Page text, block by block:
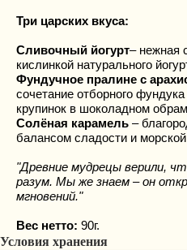
Три царских вкуса:
Сливочный йогурт– нежная
кислинкой натурального
Фундучное пралине с
сочетание отборного
крупинок в шоколадном
Солёная карамель –
балансом сладости и
"Древние мудрецы верили,
разум. Мы же знаем – он
мгновений."
Вес нетто: 90г.
Условия хранения